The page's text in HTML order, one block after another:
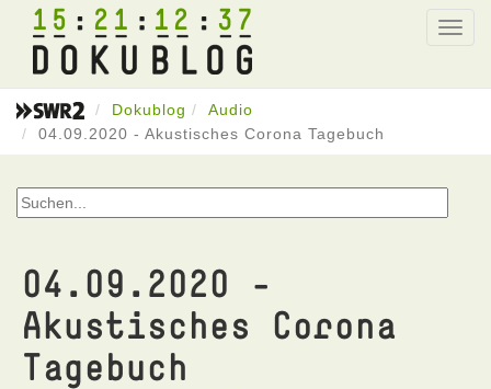
15 21 12 37
Dokublog
Audio
04.09.2020 - Akustisches Corona Tagebuch
04.09.2020 -
Akustisches Corona
Tagebuch